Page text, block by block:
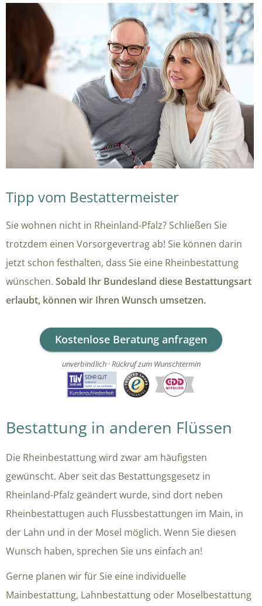
Tipp vom Bestattermeister
Sie wohnen nicht in Rheinland-Pfalz? Schließen Sie
trotzdem einen Vorsorgevertrag ab! Sie können darin
jetzt schon festhalten, dass Sie eine Rheinbestattung
wünschen. Sobald Ihr Bundesland diese Bestattungsart
erlaubt, können wir Ihren Wunsch umsetzen.
Kostenlose Beratung anfragen
unverbindlich · Rückruf zum Wunschtermin
Bestattung in anderen Flüssen
Die Rheinbestattung wird zwar am häufigsten
gewünscht. Aber seit das Bestattungsgesetz in
Rheinland-Pfalz geändert wurde, sind dort neben
Rheinbestattugen auch Flussbestattungen im Main, in
der Lahn und in der Mosel möglich. Wenn Sie diesen
Wunsch haben, sprechen Sie uns einfach an!
Gerne planen wir für Sie eine individuelle
Mainbestattung, Lahnbestattung oder Moselbestattung